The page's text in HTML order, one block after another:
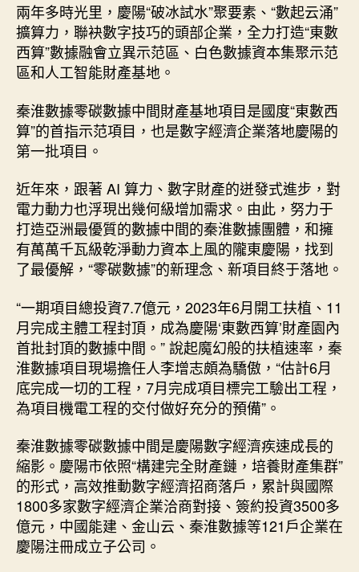
兩年多時光里，慶陽“破冰試水”聚要素、“數起云涌”
擴算力，聯袂數字技巧的頭部企業，全力打造“東數
西算”數據融會立異示范區、白色數據資本集聚示范
區和人工智能財產基地。
秦淮數據零碳數據中間財產基地項目是國度“東數西
算”的首指示范項目，也是數字經濟企業落地慶陽的
第一批項目。
近年來，跟著 AI 算力、數字財產的迸發式進步，對
電力動力也浮現出幾何級增加需求。由此，努力于
打造亞洲最優質的數據中間的秦淮數據團體，和擁
有萬萬千瓦級乾淨動力資本上風的隴東慶陽，找到
了最優解，“零碳數據”的新理念、新項目終于落地。
“一期項目總投資7.7億元，2023年6月開工扶植、11
月完成主體工程封頂，成為慶陽‘東數西算’財產園內
首批封頂的數據中間。” 說起魔幻般的扶植速率，秦
淮數據項目現場擔任人李增志頗為驕傲，“估計6月
底完成一切的工程，7月完成項目標完工驗出工程，
為項目機電工程的交付做好充分的預備”。
秦淮數據零碳數據中間是慶陽數字經濟疾速成長的
縮影。慶陽市依照“構建完全財產鏈，培養財產集群”
的形式，高效推動數字經濟招商落戶，累計與國際
1800多家數字經濟企業洽商對接、簽約投資3500多
億元，中國能建、金山云、秦淮數據等121戶企業在
慶陽注冊成立子公司。